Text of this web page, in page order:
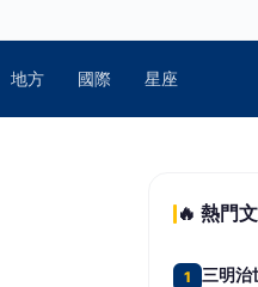
地方 國際 星座
🔥 熱門
1
三明治世代